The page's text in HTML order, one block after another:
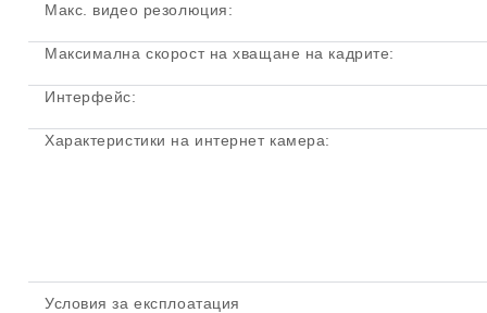
Макс. видео резолюция:
Максимална скорост на хващане на кадрите:
Интерфейс:
Характеристики на интернет камера:
Условия за експлоатация